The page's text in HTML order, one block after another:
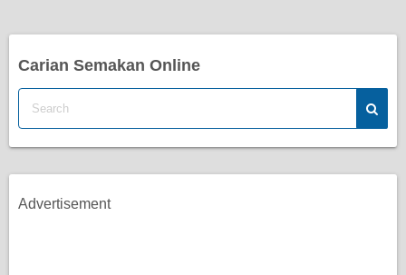
Carian Semakan Online
Advertisement